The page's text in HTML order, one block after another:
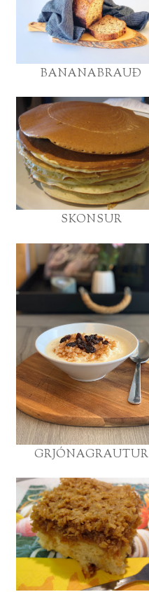
BANANABRAUÐ
SKONSUR
GRJÓNAGRAUTUR